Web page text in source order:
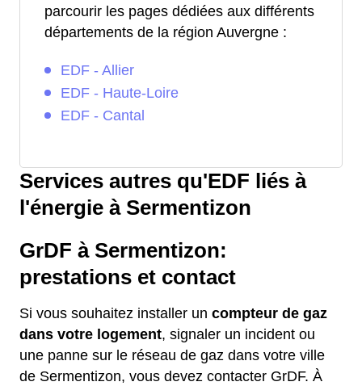
parcourir les pages dédiées aux différents
départements de la région Auvergne :
EDF - Allier
EDF - Haute-Loire
EDF - Cantal
Services autres qu'EDF liés à
l'énergie à Sermentizon
GrDF à Sermentizon:
prestations et contact
Si vous souhaitez installer un compteur de gaz
dans votre logement, signaler un incident ou
une panne sur le réseau de gaz dans votre ville
de Sermentizon, vous devez contacter GrDF. À